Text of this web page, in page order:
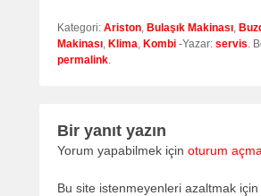
Kategori: Ariston, Bulaşık Makinası,
Makinası, Klima, Kombi -Yazar: servis.
permalink.
Bir yanıt yazın
Yorum yapabilmek için oturum
Bu site istenmeyenleri azaltmak için